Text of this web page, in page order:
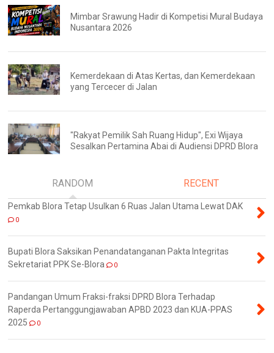
Mimbar Srawung Hadir di Kompetisi Mural Budaya
Nusantara 2026
Kemerdekaan di Atas Kertas, dan Kemerdekaan
yang Tercecer di Jalan
"Rakyat Pemilik Sah Ruang Hidup", Exi Wijaya
Sesalkan Pertamina Abai di Audiensi DPRD Blora
RANDOM RECENT
Pemkab Blora Tetap Usulkan 6 Ruas Jalan Utama Lewat DAK
0
Bupati Blora Saksikan Penandatanganan Pakta Integritas
Sekretariat PPK Se-Blora
0
Pandangan Umum Fraksi-fraksi DPRD Blora Terhadap
Raperda Pertanggungjawaban APBD 2023 dan KUA-PPAS
2025
0